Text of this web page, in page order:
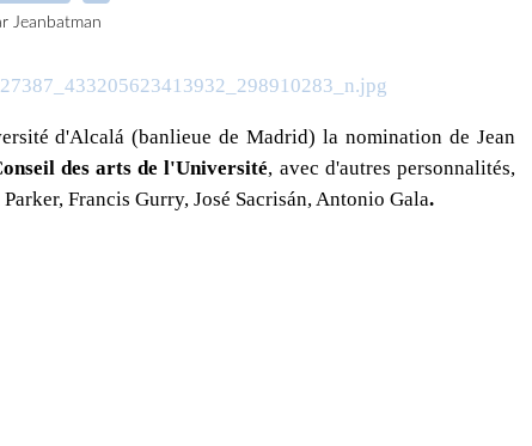
Jeanbatman
d'Alcalá (banlieue de Madrid) la nomination de Jean
des arts de l'Université, avec d'autres personnalités,
Francis Gurry, José Sacrisán, Antonio Gala.